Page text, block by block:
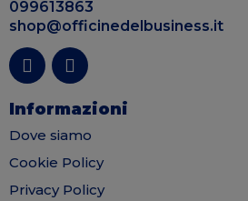
099613863
shop@officinedelbusiness.it
Informazioni
Dove siamo
Cookie Policy
Privacy Policy